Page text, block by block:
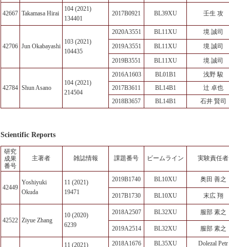
42667 Takamasa Hirai
104 (2021)
134401
2017B0921 BL39XU 壬生 攻
42706 Jun Okabayashi
103 (2021)
104435
2020A3551 BL11XU 境 誠司
2019A3551 BL11XU
境 誠司
2019B3551
BL11XU 境 誠司
42784 Shun Asano
104 (2021)
214504
2016A1603 BL01B1 浅野 駿
2017B3611 BL14B1
辻 卓也
2018B3657
BL14B1 石井 賢司
Scientific Reports
研究
成果
番号
主著者 雑誌情報 課題番号 ビームライン 実験責任者
42449
Yoshiyuki
Okuda
11 (2021)
19471
2019B1740 BL10XU 奥田 善之
2017B1730 BL10XU 末広 翔
42522 Ziyue Zhang
10 (2020)
6239
2018A2507 BL32XU 服部 素之
2019A2514 BL32XU 服部 素之
11 (2021)
2018A1676 BL35XU Dolezal Petr